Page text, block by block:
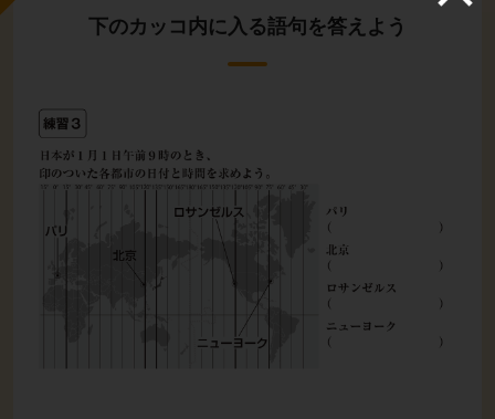
下のカッコ内に入る語句を答えよう